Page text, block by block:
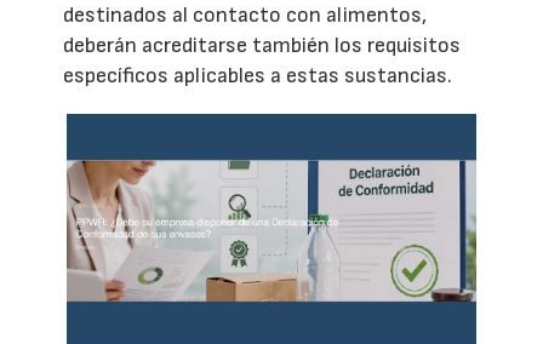
destinados al contacto con alimentos,
deberán acreditarse también los requisitos
específicos aplicables a estas sustancias.